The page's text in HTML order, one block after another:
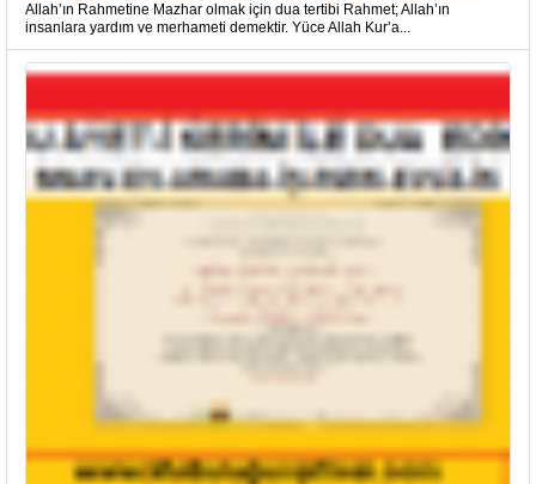
Allah’ın Rahmetine Mazhar olmak için dua tertibi Rahmet; Allah’ın
insanlara yardım ve merhameti demektir. Yüce Allah Kur’a...